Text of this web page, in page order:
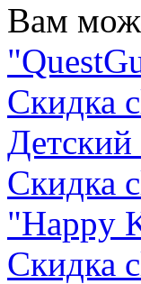
Вам
Скидка
Скидка
"Happy
Скидка